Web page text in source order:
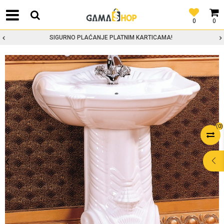
0
0
SIGURNO PLAĆANJE PLATNIM KARTICAMA!
(0)
POMOĆ PRI
KUPOVINI